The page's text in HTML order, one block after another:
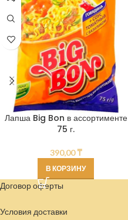
Лапша Big Bon в ассортименте
75 г.
390,00₸
В КОРЗИНУ
Договор оферты
Условия доставки